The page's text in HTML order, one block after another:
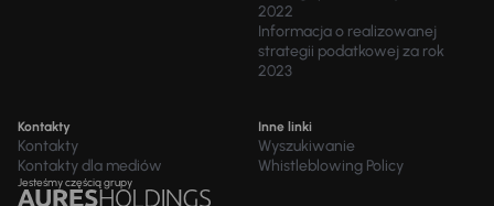
2022
Informacja o realizowanej
strategii podatkowej za rok
2023
Kontakty
Kontakty
Kontakty dla mediów
Inne linki
Wyszukiwanie
Whistleblowing Policy
Jesteśmy częścią grupy